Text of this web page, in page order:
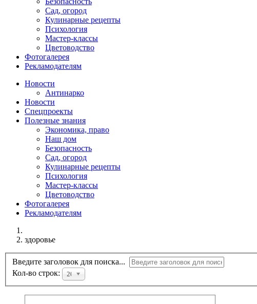
Сад, огород
Кулинарные рецепты
Психология
Мастер-классы
Цветоводство
Фотогалерея
Рекламодателям
Новости
Антинарко
Новости
Спецпроекты
Полезные знания
Экономика, право
Наш дом
Безопасность
Сад, огород
Кулинарные рецепты
Психология
Мастер-классы
Цветоводство
Фотогалерея
Рекламодателям
здоровье
Введите заголовок для поиска...
Кол-во строк:
20